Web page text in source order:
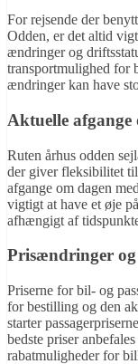
For rejsende der
Odden, er det altid
ændringer og
transportmulighed for
ændringer kan have
Aktuelle afgange
Ruten århus odden
der giver fleksibilitet
afgange om dagen
vigtigt at have et øje
afhængigt af
Prisændringer
Priserne for bil- og
for bestilling og den
starter
bedste priser
rabatmuligheder for